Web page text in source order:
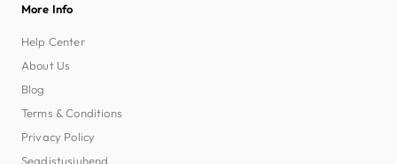
More Info
Help Center
About Us
Blog
Terms & Conditions
Privacy Policy
Seadistusjuhend